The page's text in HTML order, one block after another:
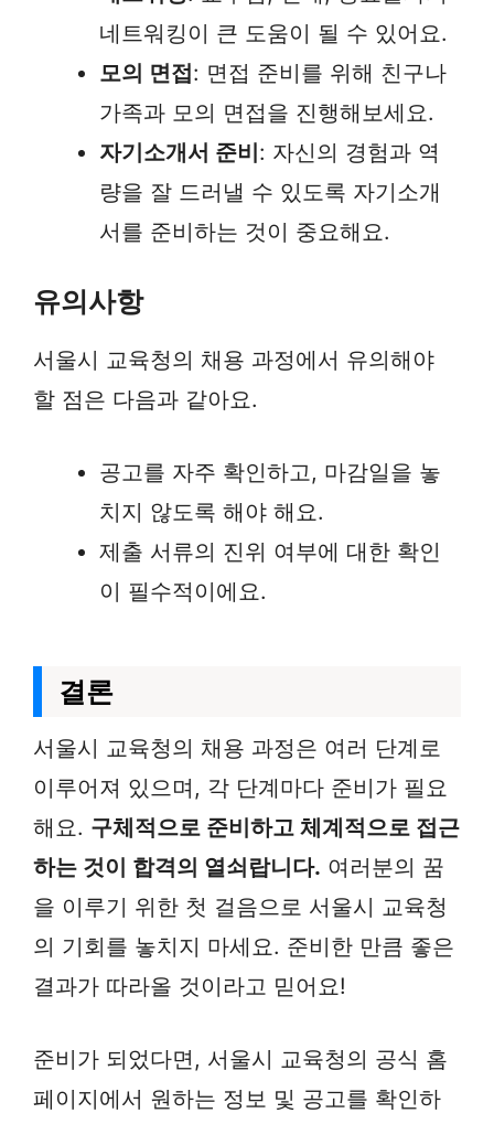
네트워킹이 큰 도움이 될 수 있어요.
모의 면접: 면접 준비를 위해 친구나
가족과 모의 면접을 진행해보세요.
자기소개서 준비: 자신의 경험과 역
량을 잘 드러낼 수 있도록 자기소개
서를 준비하는 것이 중요해요.
유의사항
서울시 교육청의 채용 과정에서 유의해야
할 점은 다음과 같아요.
공고를 자주 확인하고, 마감일을 놓
치지 않도록 해야 해요.
제출 서류의 진위 여부에 대한 확인
이 필수적이에요.
결론
서울시 교육청의 채용 과정은 여러 단계로
이루어져 있으며, 각 단계마다 준비가 필요
해요. 구체적으로 준비하고 체계적으로 접근
하는 것이 합격의 열쇠랍니다. 여러분의 꿈
을 이루기 위한 첫 걸음으로 서울시 교육청
의 기회를 놓치지 마세요. 준비한 만큼 좋은
결과가 따라올 것이라고 믿어요!
준비가 되었다면, 서울시 교육청의 공식 홈
페이지에서 원하는 정보 및 공고를 확인하